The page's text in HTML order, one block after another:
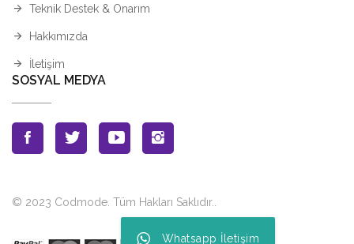
Teknik Destek & Onarım
Hakkımızda
İletişim
SOSYAL MEDYA
© 2023 Codmode. Tüm Hakları Saklıdır.
Whatsapp İletişim